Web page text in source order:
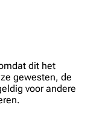
dit het
gewesten, de
voor andere